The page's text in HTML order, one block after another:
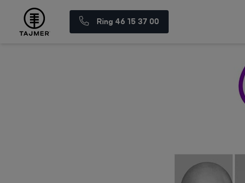
Ring 46 15 37 00